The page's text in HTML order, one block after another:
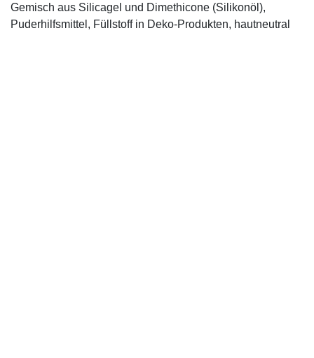
Gemisch aus Silicagel und Dimethicone (Silikonöl),
Puderhilfsmittel, Füllstoff in Deko-Produkten, hautneutral